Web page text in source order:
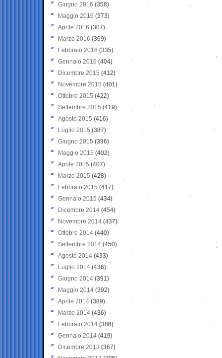
Giugno 2016 (358)
Maggio 2016 (373)
Aprile 2016 (307)
Marzo 2016 (369)
Febbraio 2016 (335)
Gennaio 2016 (404)
Dicembre 2015 (412)
Novembre 2015 (401)
Ottobre 2015 (422)
Settembre 2015 (419)
Agosto 2015 (416)
Luglio 2015 (387)
Giugno 2015 (396)
Maggio 2015 (402)
Aprile 2015 (407)
Marzo 2015 (428)
Febbraio 2015 (417)
Gennaio 2015 (434)
Dicembre 2014 (454)
Novembre 2014 (437)
Ottobre 2014 (440)
Settembre 2014 (450)
Agosto 2014 (433)
Luglio 2014 (436)
Giugno 2014 (391)
Maggio 2014 (392)
Aprile 2014 (389)
Marzo 2014 (436)
Febbraio 2014 (386)
Gennaio 2014 (419)
Dicembre 2013 (367)